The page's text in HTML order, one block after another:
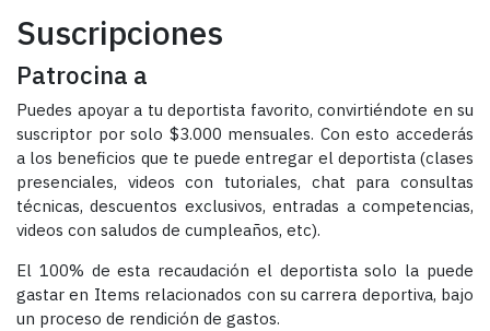
Suscripciones
Patrocina a
Puedes apoyar a tu deportista favorito, convirtiéndote en su
suscriptor por solo $3.000 mensuales. Con esto accederás
a los beneficios que te puede entregar el deportista (clases
presenciales, videos con tutoriales, chat para consultas
técnicas, descuentos exclusivos, entradas a competencias,
videos con saludos de cumpleaños, etc).
El 100% de esta recaudación el deportista solo la puede
gastar en Items relacionados con su carrera deportiva, bajo
un proceso de rendición de gastos.